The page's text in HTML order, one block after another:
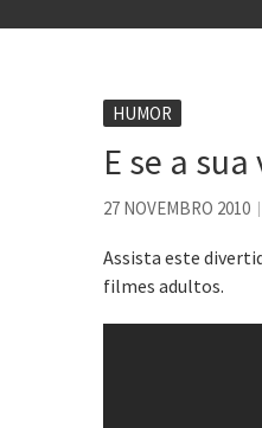
HUMOR
E se a
27 NOVEMBRO 2010
Assista este
filmes adultos.